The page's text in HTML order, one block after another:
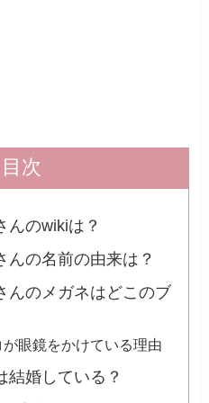
目次
んのwikiは？
んの名前の由来は？
んのメガネはどこのブ
眼鏡をかけている理由
結婚している？